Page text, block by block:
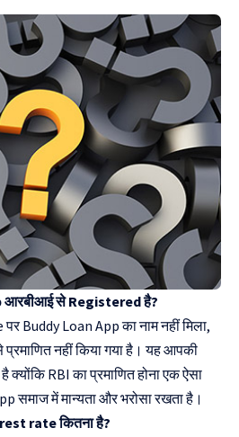
आरबीआई से Registered है?
Buddy Loan App का नाम नहीं मिला,
नहीं किया गया है। यह आपकी
है क्योंकि RBI का प्रमाणित होना एक ऐसा
समाज में मान्यता और भरोसा रखता है।
rate कितना है?